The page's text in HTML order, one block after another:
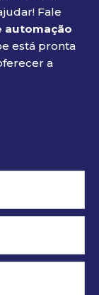
Fale
automação
está pronta
a